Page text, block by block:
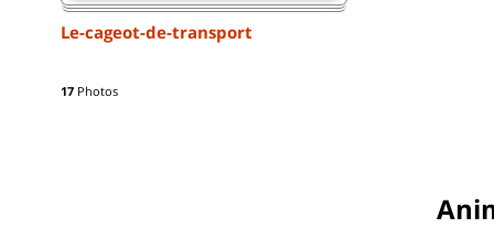
Le-cageot-de-transport
17 Photos